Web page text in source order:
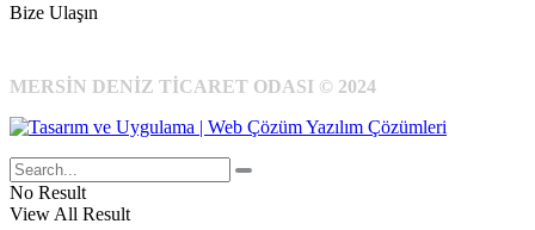
Bize Ulaşın
MERSİN DENİZ TİCARET ODASI © 2024
No Result
View All Result